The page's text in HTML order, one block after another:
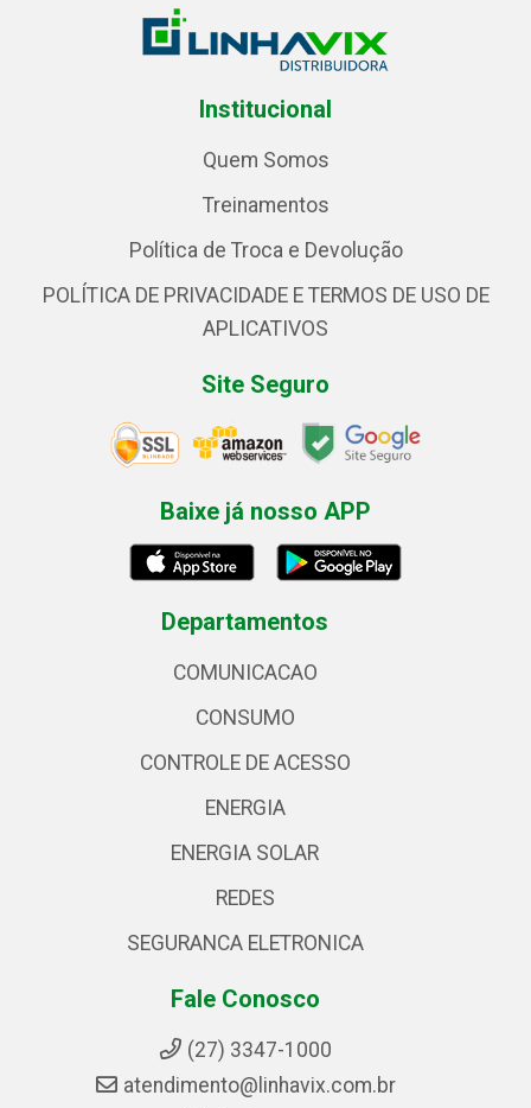
Institucional
Quem Somos
Treinamentos
Política de Troca e Devolução
POLÍTICA DE PRIVACIDADE E TERMOS DE USO DE
APLICATIVOS
Site Seguro
Baixe já nosso APP
Departamentos
COMUNICACAO
CONSUMO
CONTROLE DE ACESSO
ENERGIA
ENERGIA SOLAR
REDES
SEGURANCA ELETRONICA
Fale Conosco
(27) 3347-1000
atendimento@linhavix.com.br